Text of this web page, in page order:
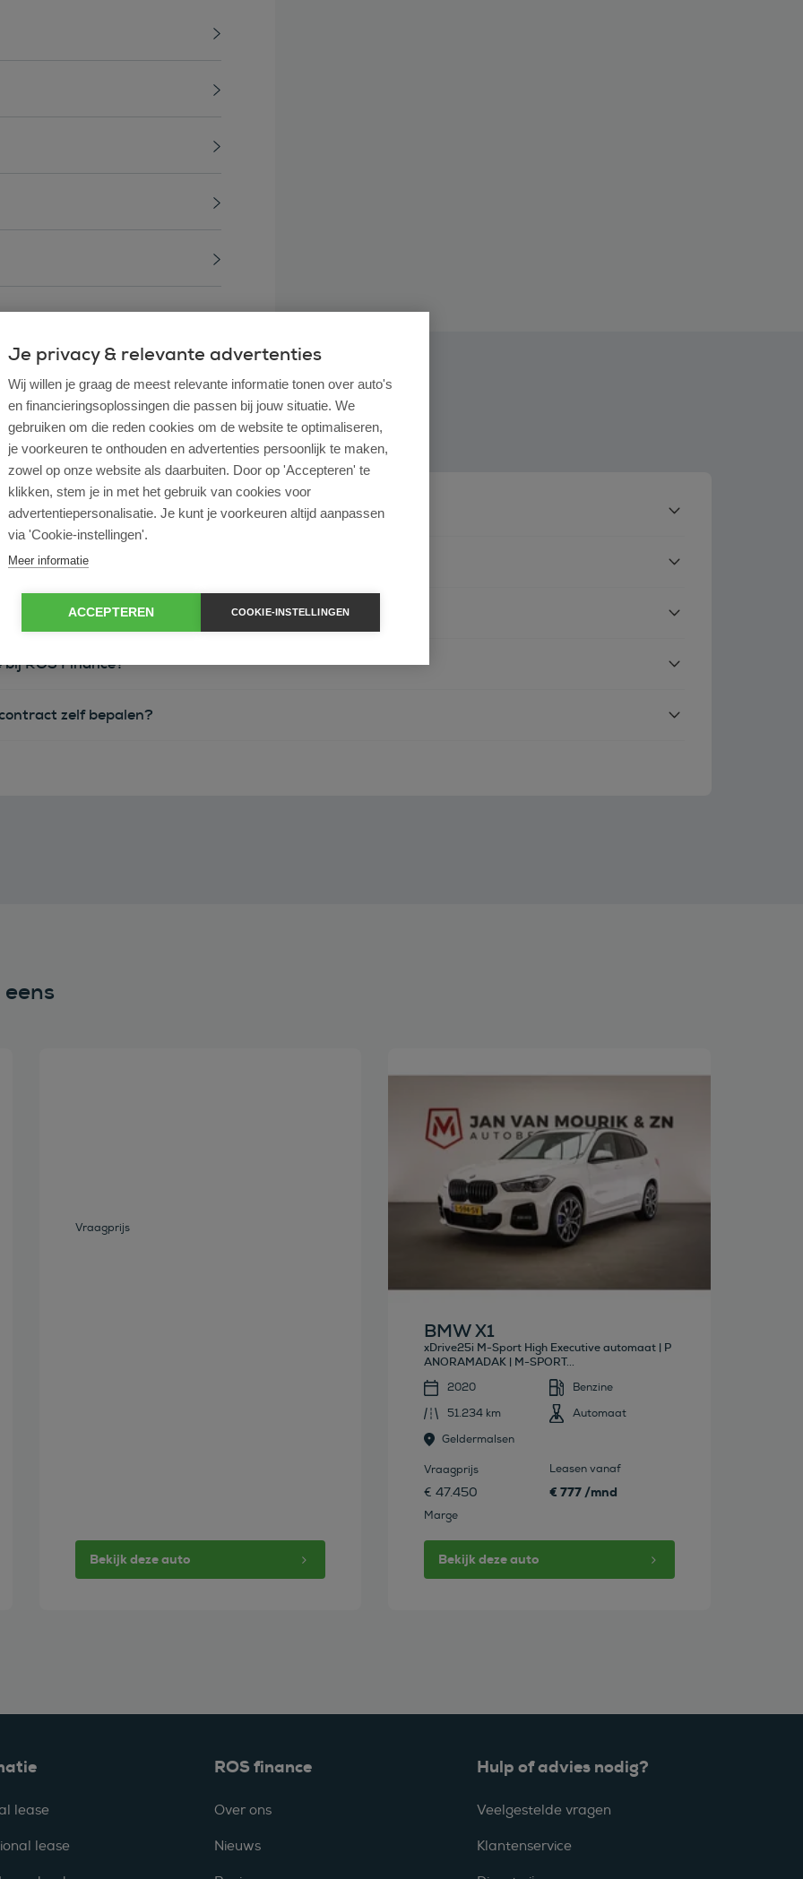
ondernemer?
operational lease?
ROS Finance?
zelf bepalen?
Vraagprijs
Bekijk deze auto
Bekijk deze auto
BMW X1
xDrive25i M-Sport High Executive automaat | P
ANORAMADAK | M-SPORT...
2020
Benzine
51.234 km
Automaat
Geldermalsen
Vraagprijs
€ 47.450
Marge
Leasen vanaf
€ 777 /mnd
Bekijk deze auto
lease
lease
ROS finance
Over ons
Nieuws
Hulp of advies nodig?
Veelgestelde vragen
Klantenservice
Je privacy & relevante advertenties
Wij willen je graag de meest relevante informatie tonen over auto's
en financieringsoplossingen die passen bij jouw situatie. We
gebruiken om die reden cookies om de website te optimaliseren,
je voorkeuren te onthouden en advertenties persoonlijk te maken,
zowel op onze website als daarbuiten. Door op 'Accepteren' te
klikken, stem je in met het gebruik van cookies voor
advertentiepersonalisatie. Je kunt je voorkeuren altijd aanpassen
via 'Cookie-instellingen'.
Meer informatie
ACCEPTEREN COOKIE-INSTELLINGEN